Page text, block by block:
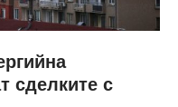
сделките с